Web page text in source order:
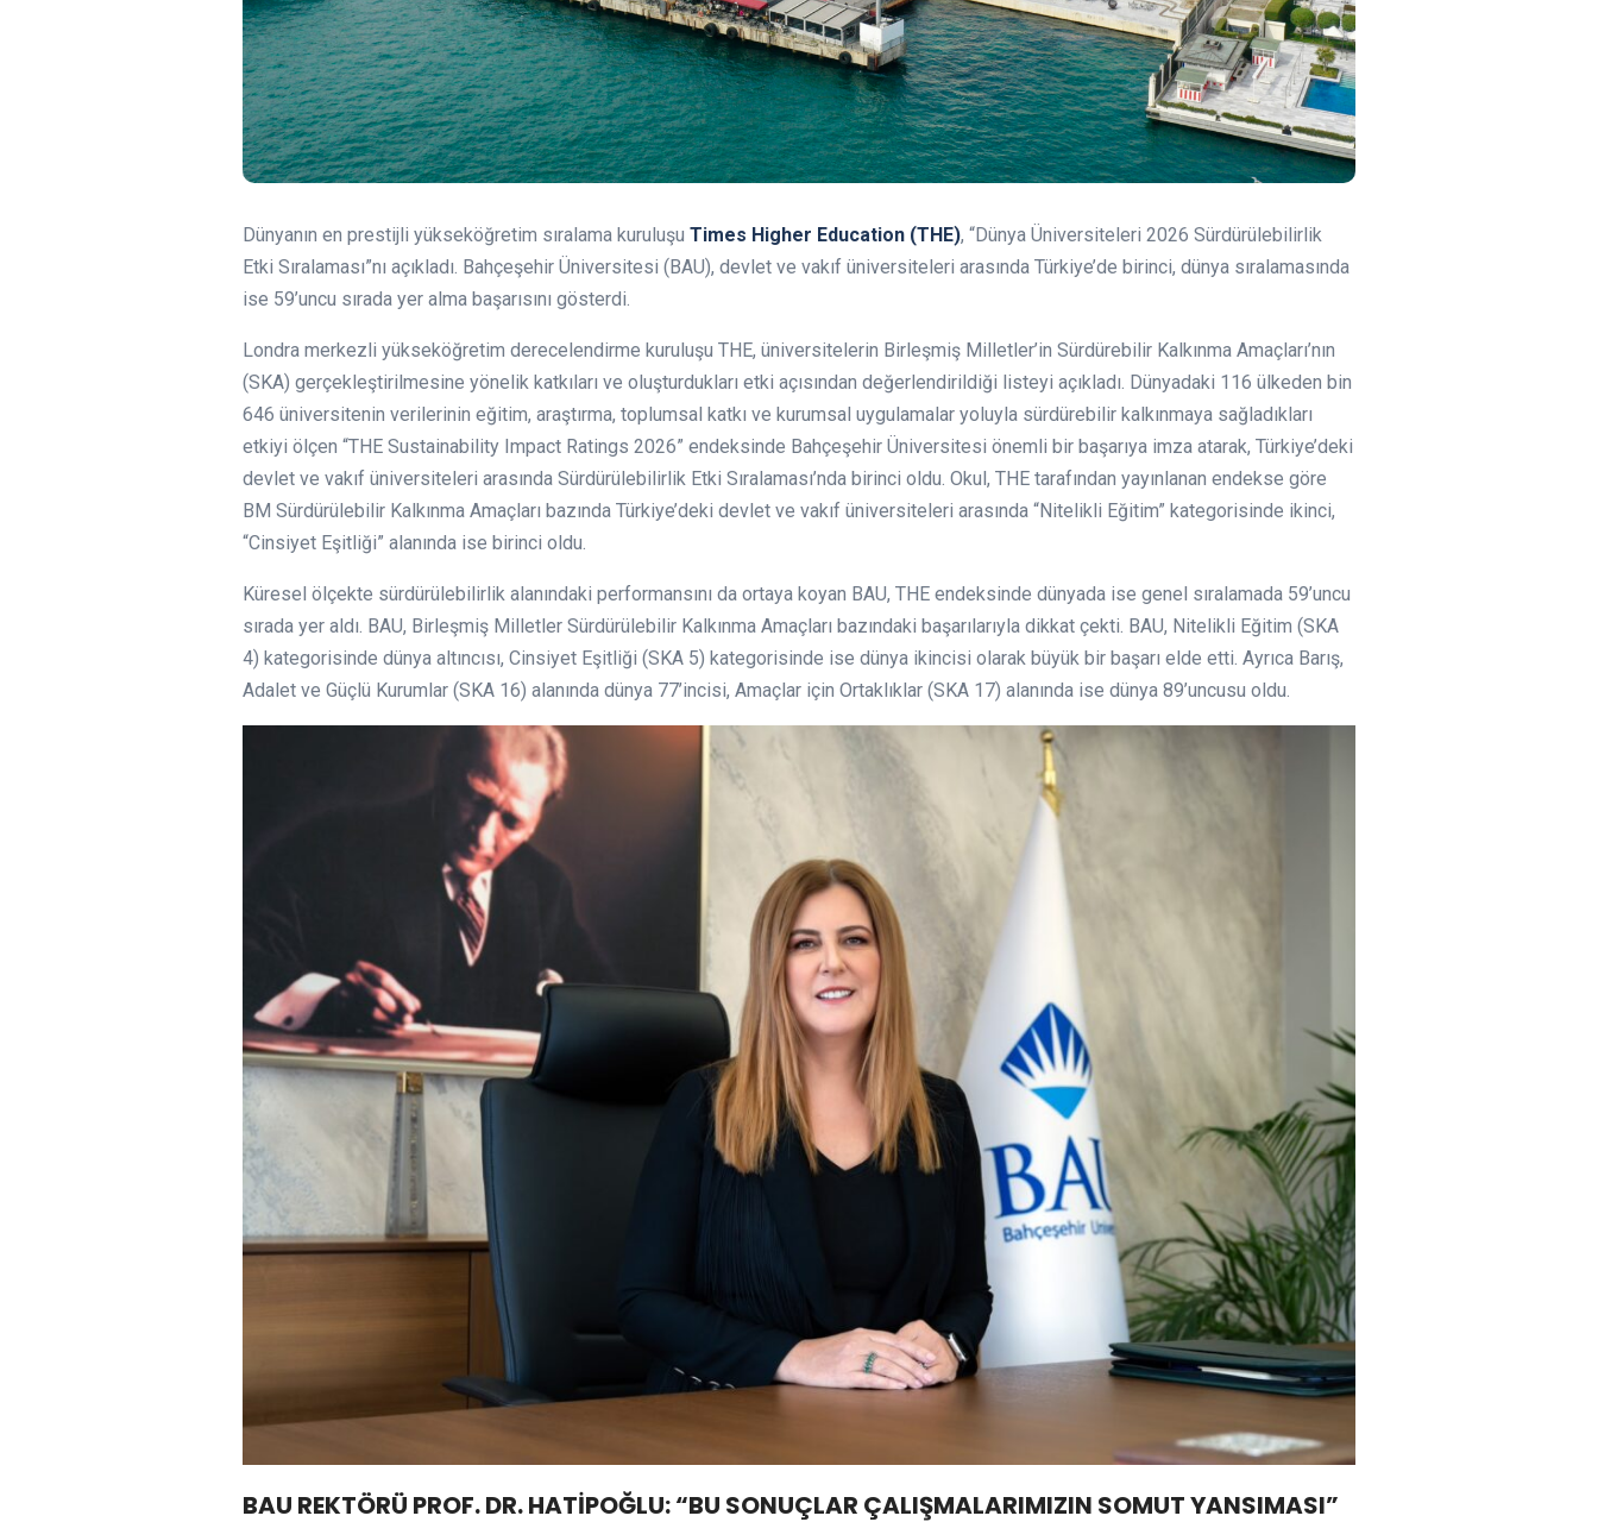
Dünyanın en prestijli yükseköğretim sıralama kuruluşu Times Higher Education (THE), “Dünya Üniversiteleri 2026 Sürdürülebilirlik
Etki Sıralaması”nı açıkladı. Bahçeşehir Üniversitesi (BAU), devlet ve vakıf üniversiteleri arasında Türkiye’de birinci, dünya sıralamasında
ise 59’uncu sırada yer alma başarısını gösterdi.
Londra merkezli yükseköğretim derecelendirme kuruluşu THE, üniversitelerin Birleşmiş Milletler’in Sürdürebilir Kalkınma Amaçları’nın
(SKA) gerçekleştirilmesine yönelik katkıları ve oluşturdukları etki açısından değerlendirildiği listeyi açıkladı. Dünyadaki 116 ülkeden bin
646 üniversitenin verilerinin eğitim, araştırma, toplumsal katkı ve kurumsal uygulamalar yoluyla sürdürebilir kalkınmaya sağladıkları
etkiyi ölçen “THE Sustainability Impact Ratings 2026” endeksinde Bahçeşehir Üniversitesi önemli bir başarıya imza atarak, Türkiye’deki
devlet ve vakıf üniversiteleri arasında Sürdürülebilirlik Etki Sıralaması’nda birinci oldu. Okul, THE tarafından yayınlanan endekse göre
BM Sürdürülebilir Kalkınma Amaçları bazında Türkiye’deki devlet ve vakıf üniversiteleri arasında “Nitelikli Eğitim” kategorisinde ikinci,
“Cinsiyet Eşitliği” alanında ise birinci oldu.
Küresel ölçekte sürdürülebilirlik alanındaki performansını da ortaya koyan BAU, THE endeksinde dünyada ise genel sıralamada 59’uncu
sırada yer aldı. BAU, Birleşmiş Milletler Sürdürülebilir Kalkınma Amaçları bazındaki başarılarıyla dikkat çekti. BAU, Nitelikli Eğitim (SKA
4) kategorisinde dünya altıncısı, Cinsiyet Eşitliği (SKA 5) kategorisinde ise dünya ikincisi olarak büyük bir başarı elde etti. Ayrıca Barış,
Adalet ve Güçlü Kurumlar (SKA 16) alanında dünya 77’incisi, Amaçlar için Ortaklıklar (SKA 17) alanında ise dünya 89’uncusu oldu.
BAU REKTÖRÜ PROF. DR. HATİPOĞLU: “BU SONUÇLAR ÇALIŞMALARIMIZIN SOMUT YANSIMASI”